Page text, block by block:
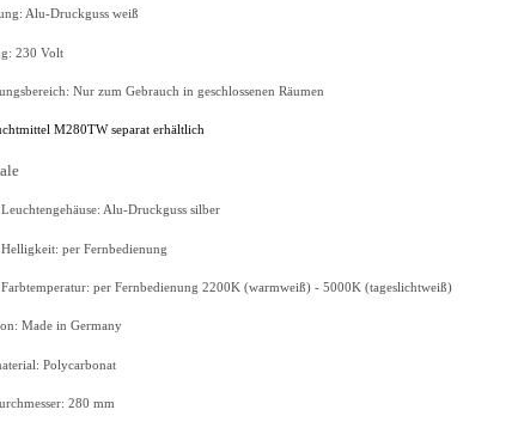
Alu-Druckguss weiß
230 Volt
Nur zum Gebrauch in geschlossenen Räumen
M280TW separat erhältlich
Alu-Druckguss silber
per Fernbedienung
per Fernbedienung 2200K (warmweiß) - 5000K (tageslichtweiß)
Made in Germany
Polycarbonat
280 mm